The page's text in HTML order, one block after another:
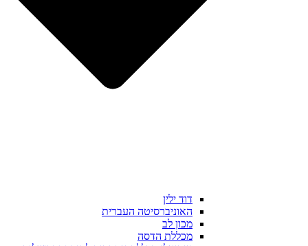
דוד ילין
האוניברסיטה העברית
מכון לב
מכללת הדסה